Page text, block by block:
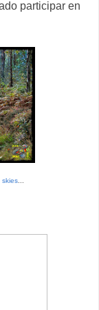
participar en
...